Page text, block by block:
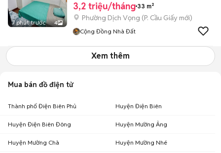
7 phút trước 4
3,2 triệu/tháng 33 m²
Phường Dịch Vọng (P. Cầu Giấy mới)
Cộng Đồng Nhà Đất
Xem thêm
Mua bán đồ điện tử
Thành phố Điện Biên Phủ Huyện Điện Biên
Huyện Điện Biên Đông Huyện Mường Ảng
Huyện Mường Chà Huyện Mường Nhé